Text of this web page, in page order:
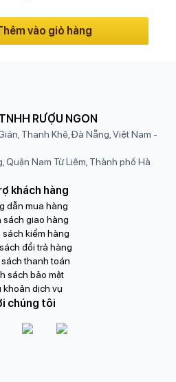
vào giỏ hàng
RƯỢU NGON
Thanh Khê, Đà Nẵng, Việt Nam -
Nam Từ Liêm, Thành phố Hà
khách hàng
dẫn mua hàng
sách giao hàng
sách kiểm hàng
đổi trả hàng
thanh toán
sách bảo mật
khoản dịch vụ
chúng tôi